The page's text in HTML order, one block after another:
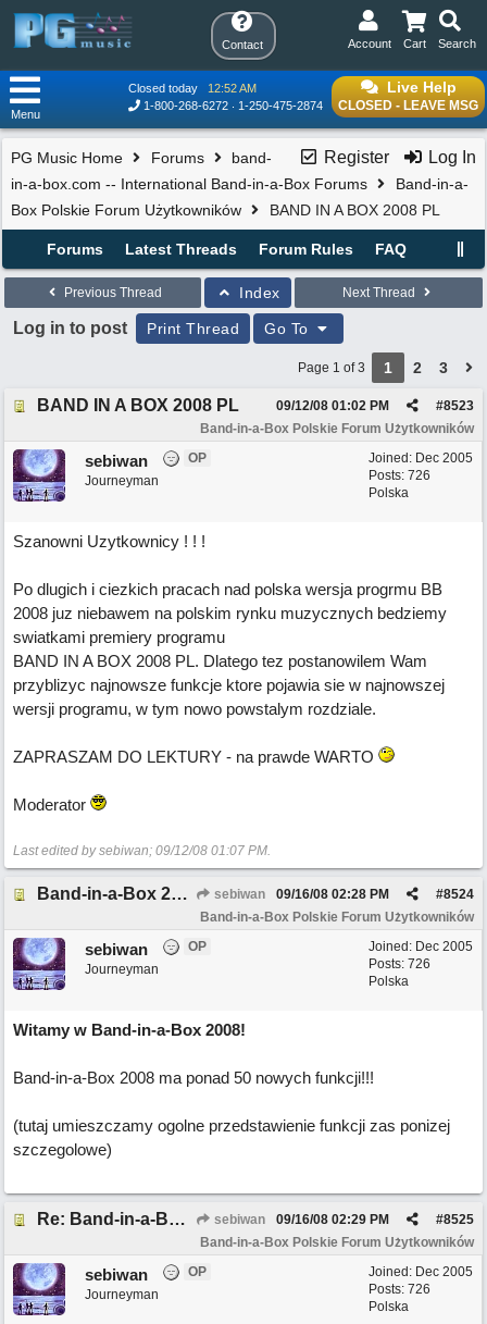
Contact Search
Cart
Account
Live Help
CLOSED - LEAVE MSG
Closed today
12:52 AM
1-800-268-6272
1-250-475-2874
Menu
Register Log In
PG Music Home Forums
band-
in-a-box.com -- International Band-in-a-Box Forums
Band-in-a-
Box Polskie Forum Użytkowników
BAND IN A BOX 2008 PL
Forums Latest Threads Forum Rules FAQ
Previous Thread Index Next Thread
Log in to post Print Thread Go To
Page 1 of 3 1 2 3
BAND IN A BOX 2008 PL #8523
09/12/08 01:02 PM
Band-in-a-Box Polskie Forum Użytkowników
Joined: Dec 2005
Posts: 726
Polska
sebiwan
OP
Journeyman
Szanowni Uzytkownicy ! ! !
Po dlugich i ciezkich pracach nad polska wersja progrmu BB
2008 juz niebawem na polskim rynku muzycznych bedziemy
swiatkami premiery programu
BAND IN A BOX 2008 PL. Dlatego tez postanowilem Wam
przyblizyc najnowsze funkcje ktore pojawia sie w najnowszej
wersji programu, w tym nowo powstalym rozdziale.
ZAPRASZAM DO LEKTURY - na prawde WARTO
Moderator
Last edited by sebiwan; 09/12/08 01:07 PM.
Band-in-a-Box 2008 ma ponad 50 nowych funkcji! sebiwan #8524
09/16/08 02:28 PM
Band-in-a-Box Polskie Forum Użytkowników
Joined: Dec 2005
Posts: 726
Polska
sebiwan
OP
Journeyman
Witamy w Band-in-a-Box 2008!
Band-in-a-Box 2008 ma ponad 50 nowych funkcji!!!
(tutaj umieszczamy ogolne przedstawienie funkcji zas ponizej
szczegolowe)
Re: Band-in-a-Box 2008 ma ponad 50 nowych funkcji! sebiwan #8525
09/16/08 02:29 PM
Band-in-a-Box Polskie Forum Użytkowników
Joined: Dec 2005
Posts: 726
Polska
sebiwan
OP
Journeyman